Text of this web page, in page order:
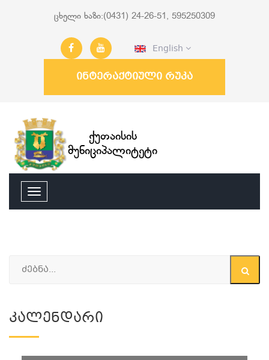
ცხელი ხაზი:(0431) 24-26-51, 595250309
English
ინტერაქტიული რუკა
ქუთაისის
მუნიციპალიტეტი
Კალენდარი